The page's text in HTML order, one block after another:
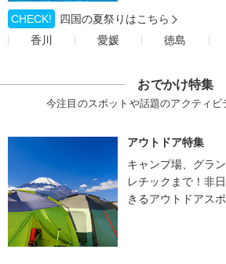
CHECK!
四国の夏祭りはこちら
香川
愛媛 徳島
おでかけ特集
今注目のスポットや話題のアクティビ
アウトドア特集
キャンプ場、グラ
レチックまで！非
きるアウトドアス